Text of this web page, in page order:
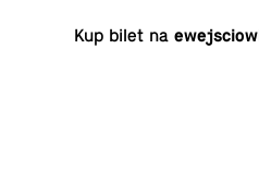
Kup bilet na